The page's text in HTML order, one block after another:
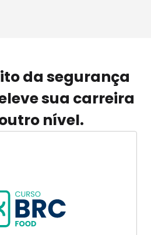
da segurança
sua carreira
nível.